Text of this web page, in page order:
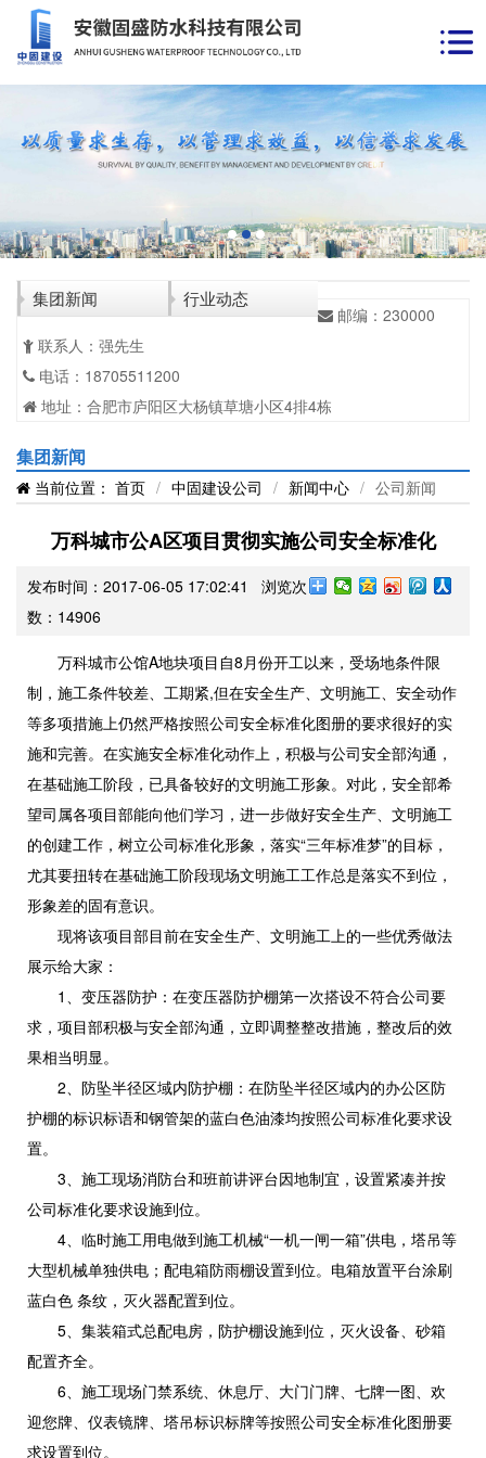
集团新闻 行业动态
邮编：230000
联系人：强先生
电话：18705511200
地址：合肥市庐阳区大杨镇草塘小区4排4栋
集团新闻
当前位置： 首页 / 中固建设公司 / 新闻中心 / 公司新闻
万科城市公A区项目贯彻实施公司安全标准化
发布时间：2017-06-05 17:02:41 浏览次
数： 14906
万科城市公馆A地块项目自8月份开工以来，受场地条件限
制，施工条件较差、工期紧,但在安全生产、文明施工、安全动作
等多项措施上仍然严格按照公司安全标准化图册的要求很好的实
施和完善。在实施安全标准化动作上，积极与公司安全部沟通，
在基础施工阶段，已具备较好的文明施工形象。对此，安全部希
望司属各项目部能向他们学习，进一步做好安全生产、文明施工
的创建工作，树立公司标准化形象，落实“三年标准梦”的目标，
尤其要扭转在基础施工阶段现场文明施工工作总是落实不到位，
形象差的固有意识。
现将该项目部目前在安全生产、文明施工上的一些优秀做法
展示给大家：
1、变压器防护：在变压器防护棚第一次搭设不符合公司要
求，项目部积极与安全部沟通，立即调整整改措施，整改后的效
果相当明显。
2、防坠半径区域内防护棚：在防坠半径区域内的办公区防
护棚的标识标语和钢管架的蓝白色油漆均按照公司标准化要求设
置。
3、施工现场消防台和班前讲评台因地制宜，设置紧凑并按
公司标准化要求设施到位。
4、临时施工用电做到施工机械“一机一闸一箱”供电，塔吊等
大型机械单独供电；配电箱防雨棚设置到位。电箱放置平台涂刷
蓝白色 条纹，灭火器配置到位。
5、集装箱式总配电房，防护棚设施到位，灭火设备、砂箱
配置齐全。
6、施工现场门禁系统、休息厅、大门门牌、七牌一图、欢
迎您牌、仪表镜牌、塔吊标识标牌等按照公司安全标准化图册要
求设置到位。